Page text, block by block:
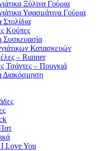
Ξύλινα Γούρια
Υφασμάτινα Γούρια
Στολίδια
Κούπες
Συσκευασία
Κατασκευών
– Runner
Τσάντες – Πουγκιά
Διακόσμηση
Love You